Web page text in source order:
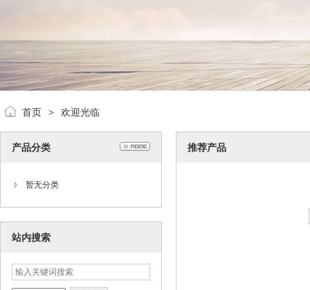
首页 > 欢迎光临
产品分类
暂无分类
站内搜索
推荐产品